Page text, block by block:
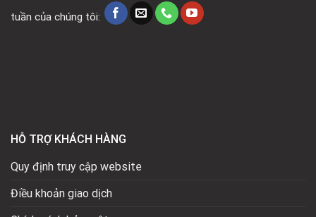
tuần của chúng tôi:
HỖ TRỢ KHÁCH HÀNG
Quy định truy cập website
Điều khoản giao dịch